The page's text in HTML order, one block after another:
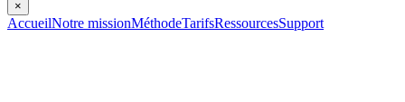
×
AccueilNotre missionMéthodeTarifsRessourcesSupport